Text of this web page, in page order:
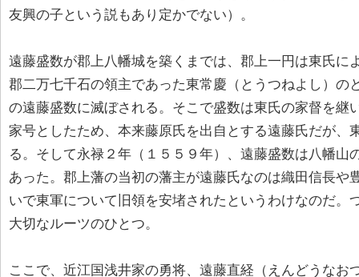
友興の子という説もあり定かでない）。
遠藤盛数が郡上八幡城を築くまでは、郡上一円は東氏に
郡二万七千石の領主であった東常慶（とうつねよし）の
の遠藤盛数に滅ぼされる。そこで盛数は東氏の家督を継
家号としたため、本来藤原氏を出自とする遠藤氏だが、
る。そして永禄２年（１５５９年）、遠藤盛数は八幡山
あった。郡上藩の当初の藩主が遠藤氏なのは織田信長や
いで東軍について旧領を安堵されたというわけなのだ。
大切なルーツのひとつ。
ここで、近江国浅井家の勇将、遠藤直経（えんどうなお